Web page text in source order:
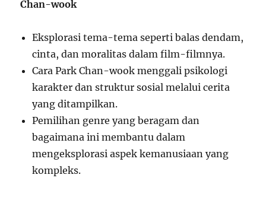
Chan-wook
Eksplorasi tema-tema seperti balas dendam,
cinta, dan moralitas dalam film-filmnya.
Cara Park Chan-wook menggali psikologi
karakter dan struktur sosial melalui cerita
yang ditampilkan.
Pemilihan genre yang beragam dan
bagaimana ini membantu dalam
mengeksplorasi aspek kemanusiaan yang
kompleks.